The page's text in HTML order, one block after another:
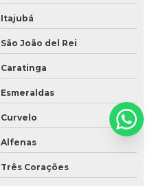
Itajubá
São João del Rei
Caratinga
Esmeraldas
Curvelo
Alfenas
Três Corações